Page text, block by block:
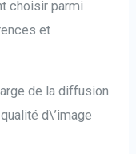
choisir parmi
et
de la diffusion
d\’image